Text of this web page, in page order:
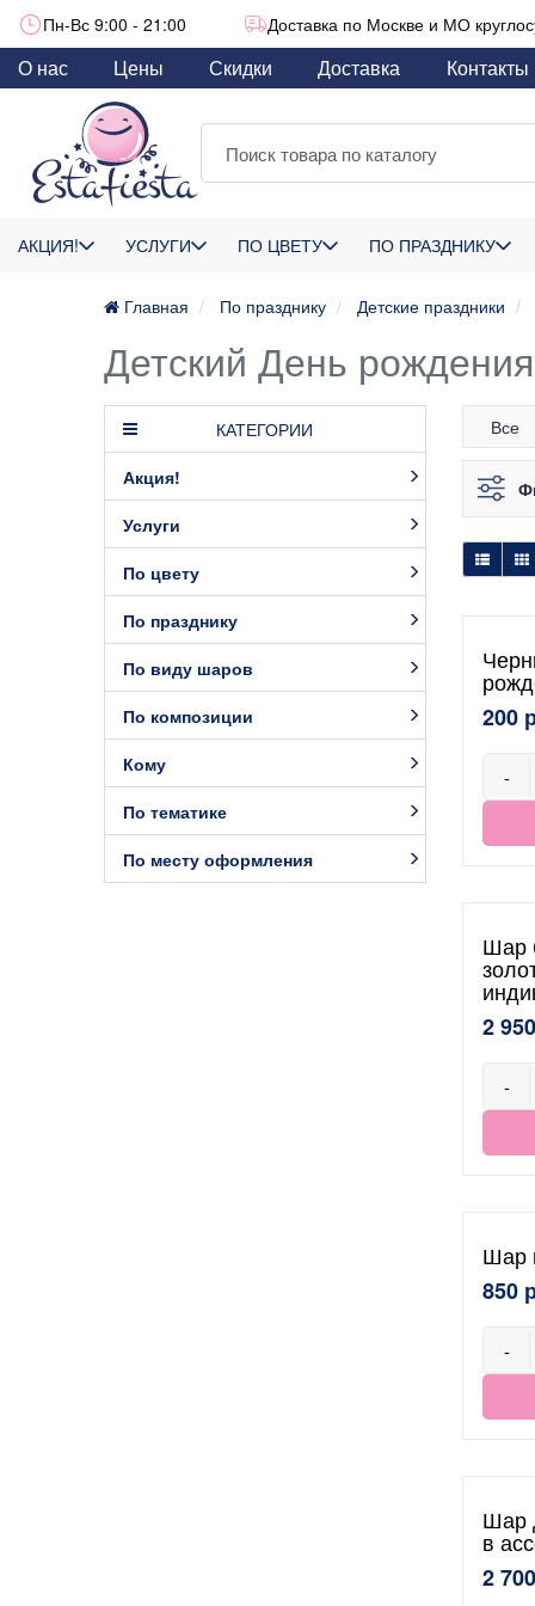
Пн-Вс 9:00 - 21:00 Доставка по Москве и МО
О нас Цены Скидки Доставка Контакты
АКЦИЯ! УСЛУГИ ПО ЦВЕТУ ПО ПРАЗДНИКУ
Главная По празднику Детские праздники
Детский День
КАТЕГОРИИ
Акция!
Услуги
По цвету
По празднику
По виду шаров
По композиции
Кому
По тематике
По месту оформления
Все
200
-
Шар
2
-
Шар
850
-
Шар
в
2